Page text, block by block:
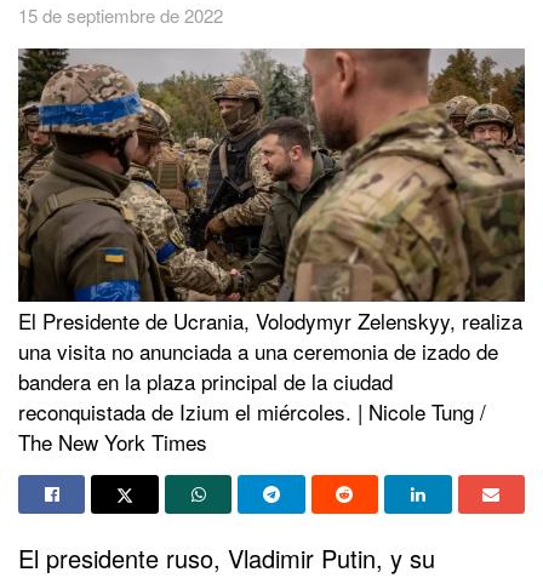
15 de septiembre de 2022
El Presidente de Ucrania, Volodymyr Zelenskyy, realiza
una visita no anunciada a una ceremonia de izado de
bandera en la plaza principal de la ciudad
reconquistada de Izium el miércoles. | Nicole Tung /
The New York Times
El presidente ruso, Vladimir Putin, y su